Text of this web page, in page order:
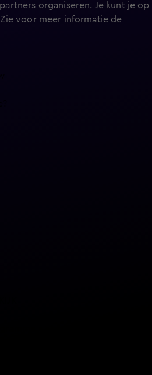
organiseren. Je kunt je op
voor meer informatie de